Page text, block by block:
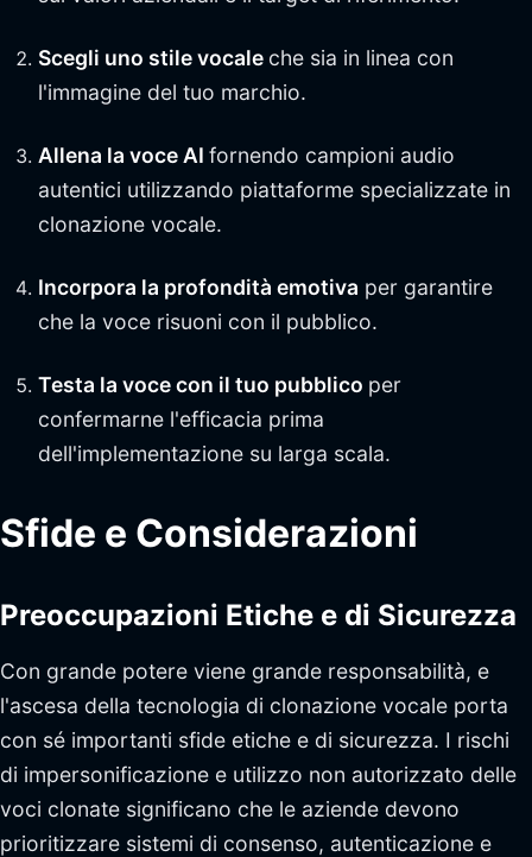
Scegli uno stile vocale che sia in linea con
l'immagine del tuo marchio.
Allena la voce AI fornendo campioni audio
autentici utilizzando piattaforme specializzate in
clonazione vocale.
Incorpora la profondità emotiva per garantire
che la voce risuoni con il pubblico.
Testa la voce con il tuo pubblico per
confermarne l'efficacia prima
dell'implementazione su larga scala.
Sfide e Considerazioni
Preoccupazioni Etiche e di Sicurezza
Con grande potere viene grande responsabilità, e
l'ascesa della tecnologia di clonazione vocale porta
con sé importanti sfide etiche e di sicurezza. I rischi
di impersonificazione e utilizzo non autorizzato delle
voci clonate significano che le aziende devono
prioritizzare sistemi di consenso, autenticazione e